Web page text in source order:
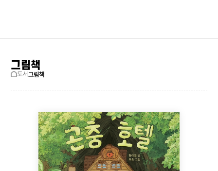
그림책
도서그림책